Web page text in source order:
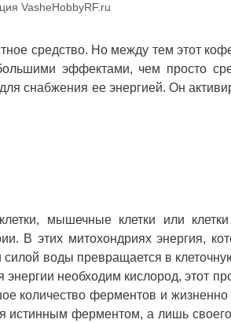
VasheHobbyRF.ru
средство. Но между тем этот
эффектами, чем просто
снабжения ее энергией. Он
мышечные клетки или
В этих митохондриях энергия,
воды превращается в
необходим кислород, этот
количество ферментов и
истинным ферментом, а лишь